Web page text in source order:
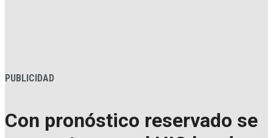
PUBLICIDAD
Con pronóstico reservado se